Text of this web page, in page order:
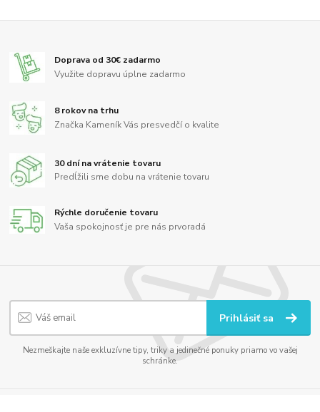
Doprava od 30€ zadarmo
Využite dopravu úplne zadarmo
8 rokov na trhu
Značka Kameník Vás presvedčí o kvalite
30 dní na vrátenie tovaru
Predĺžili sme dobu na vrátenie tovaru
Rýchle doručenie tovaru
Vaša spokojnosť je pre nás prvoradá
Prihlásiť sa
Nezmeškajte naše exkluzívne tipy, triky a jedinečné ponuky priamo vo vašej
schránke.